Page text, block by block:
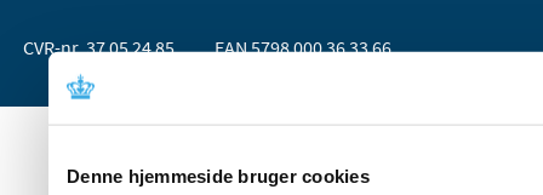
Denne hjemmeside bruger cookies
CVR-nr. 37 05 24 85 EAN 5798 000 36 33 66